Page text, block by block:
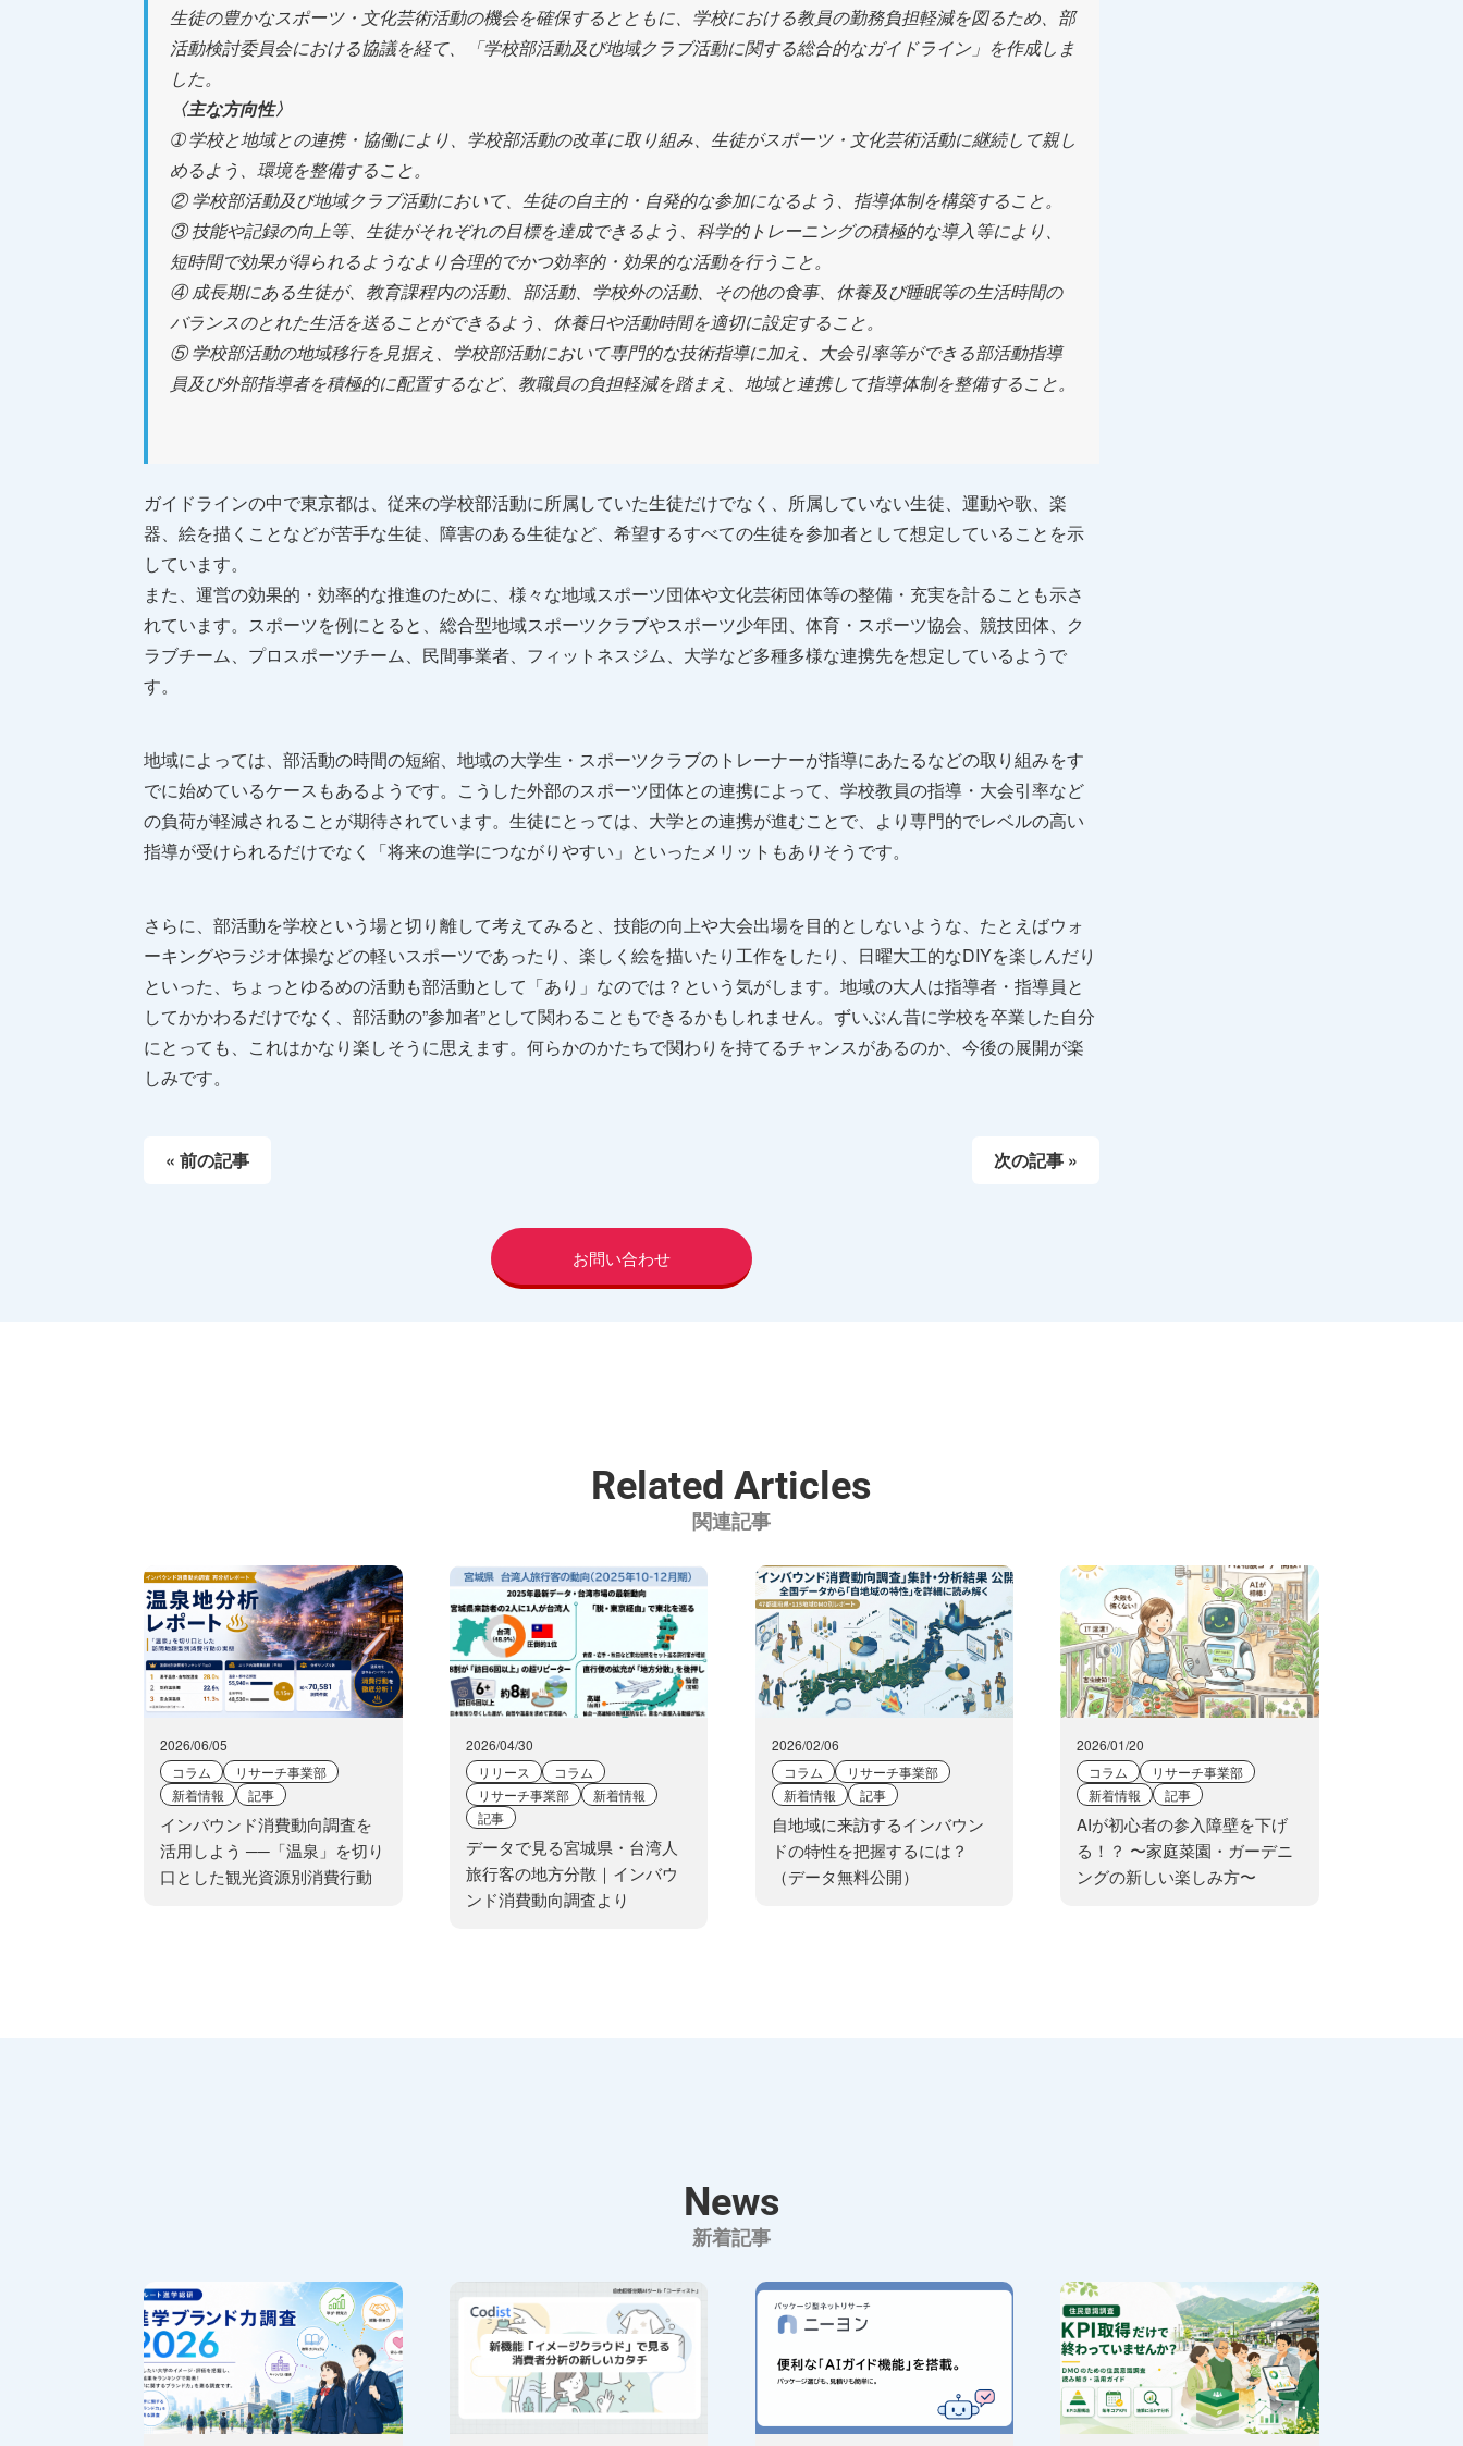
生徒の豊かなスポーツ・文化芸術活動の機会を確保するとともに、学校における教員の勤務負担軽減を図るため、部
活動検討委員会における協議を経て、「学校部活動及び地域クラブ活動に関する総合的なガイドライン」を作成しま
した。
〈主な方向性〉
➀ 学校と地域との連携・協働により、学校部活動の改革に取り組み、生徒がスポーツ・文化芸術活動に継続して親し
めるよう、環境を整備すること。
② 学校部活動及び地域クラブ活動において、生徒の自主的・自発的な参加になるよう、指導体制を構築すること。
③ 技能や記録の向上等、生徒がそれぞれの目標を達成できるよう、科学的トレーニングの積極的な導入等により、
短時間で効果が得られるようなより合理的でかつ効率的・効果的な活動を行うこと。
④ 成長期にある生徒が、教育課程内の活動、部活動、学校外の活動、その他の食事、休養及び睡眠等の生活時間の
バランスのとれた生活を送ることができるよう、休養日や活動時間を適切に設定すること。
⑤ 学校部活動の地域移行を見据え、学校部活動において専門的な技術指導に加え、大会引率等ができる部活動指導
員及び外部指導者を積極的に配置するなど、教職員の負担軽減を踏まえ、地域と連携して指導体制を整備すること。
ガイドラインの中で東京都は、従来の学校部活動に所属していた生徒だけでなく、所属していない生徒、運動や歌、楽
器、絵を描くことなどが苦手な生徒、障害のある生徒など、希望するすべての生徒を参加者として想定していることを示
しています。
また、運営の効果的・効率的な推進のために、様々な地域スポーツ団体や文化芸術団体等の整備・充実を計ることも示さ
れています。スポーツを例にとると、総合型地域スポーツクラブやスポーツ少年団、体育・スポーツ協会、競技団体、ク
ラブチーム、プロスポーツチーム、民間事業者、フィットネスジム、大学など多種多様な連携先を想定しているようで
す。
地域によっては、部活動の時間の短縮、地域の大学生・スポーツクラブのトレーナーが指導にあたるなどの取り組みをす
でに始めているケースもあるようです。こうした外部のスポーツ団体との連携によって、学校教員の指導・大会引率など
の負荷が軽減されることが期待されています。生徒にとっては、大学との連携が進むことで、より専門的でレベルの高い
指導が受けられるだけでなく「将来の進学につながりやすい」といったメリットもありそうです。
さらに、部活動を学校という場と切り離して考えてみると、技能の向上や大会出場を目的としないような、たとえばウォ
ーキングやラジオ体操などの軽いスポーツであったり、楽しく絵を描いたり工作をしたり、日曜大工的なDIYを楽しんだり
といった、ちょっとゆるめの活動も部活動として「あり」なのでは？という気がします。地域の大人は指導者・指導員と
してかかわるだけでなく、部活動の”参加者”として関わることもできるかもしれません。ずいぶん昔に学校を卒業した自分
にとっても、これはかなり楽しそうに思えます。何らかのかたちで関わりを持てるチャンスがあるのか、今後の展開が楽
しみです。
« 前の記事 次の記事 »
お問い合わせ
Related Articles
関連記事
2026/06/05
コラム
リサーチ事業部
新着情報
記事
インバウンド消費動向調査を
活用しよう ──「温泉」を切り
口とした観光資源別消費行動
2026/04/30
リリース
コラム
リサーチ事業部
新着情報
記事
データで見る宮城県・台湾人
旅行客の地方分散｜インバウ
ンド消費動向調査より
2026/02/06
コラム
リサーチ事業部
新着情報
記事
自地域に来訪するインバウン
ドの特性を把握するには？
（データ無料公開）
2026/01/20
コラム
リサーチ事業部
新着情報
記事
AIが初心者の参入障壁を下げ
る！？ 〜家庭菜園・ガーデニ
ングの新しい楽しみ方〜
News
新着記事